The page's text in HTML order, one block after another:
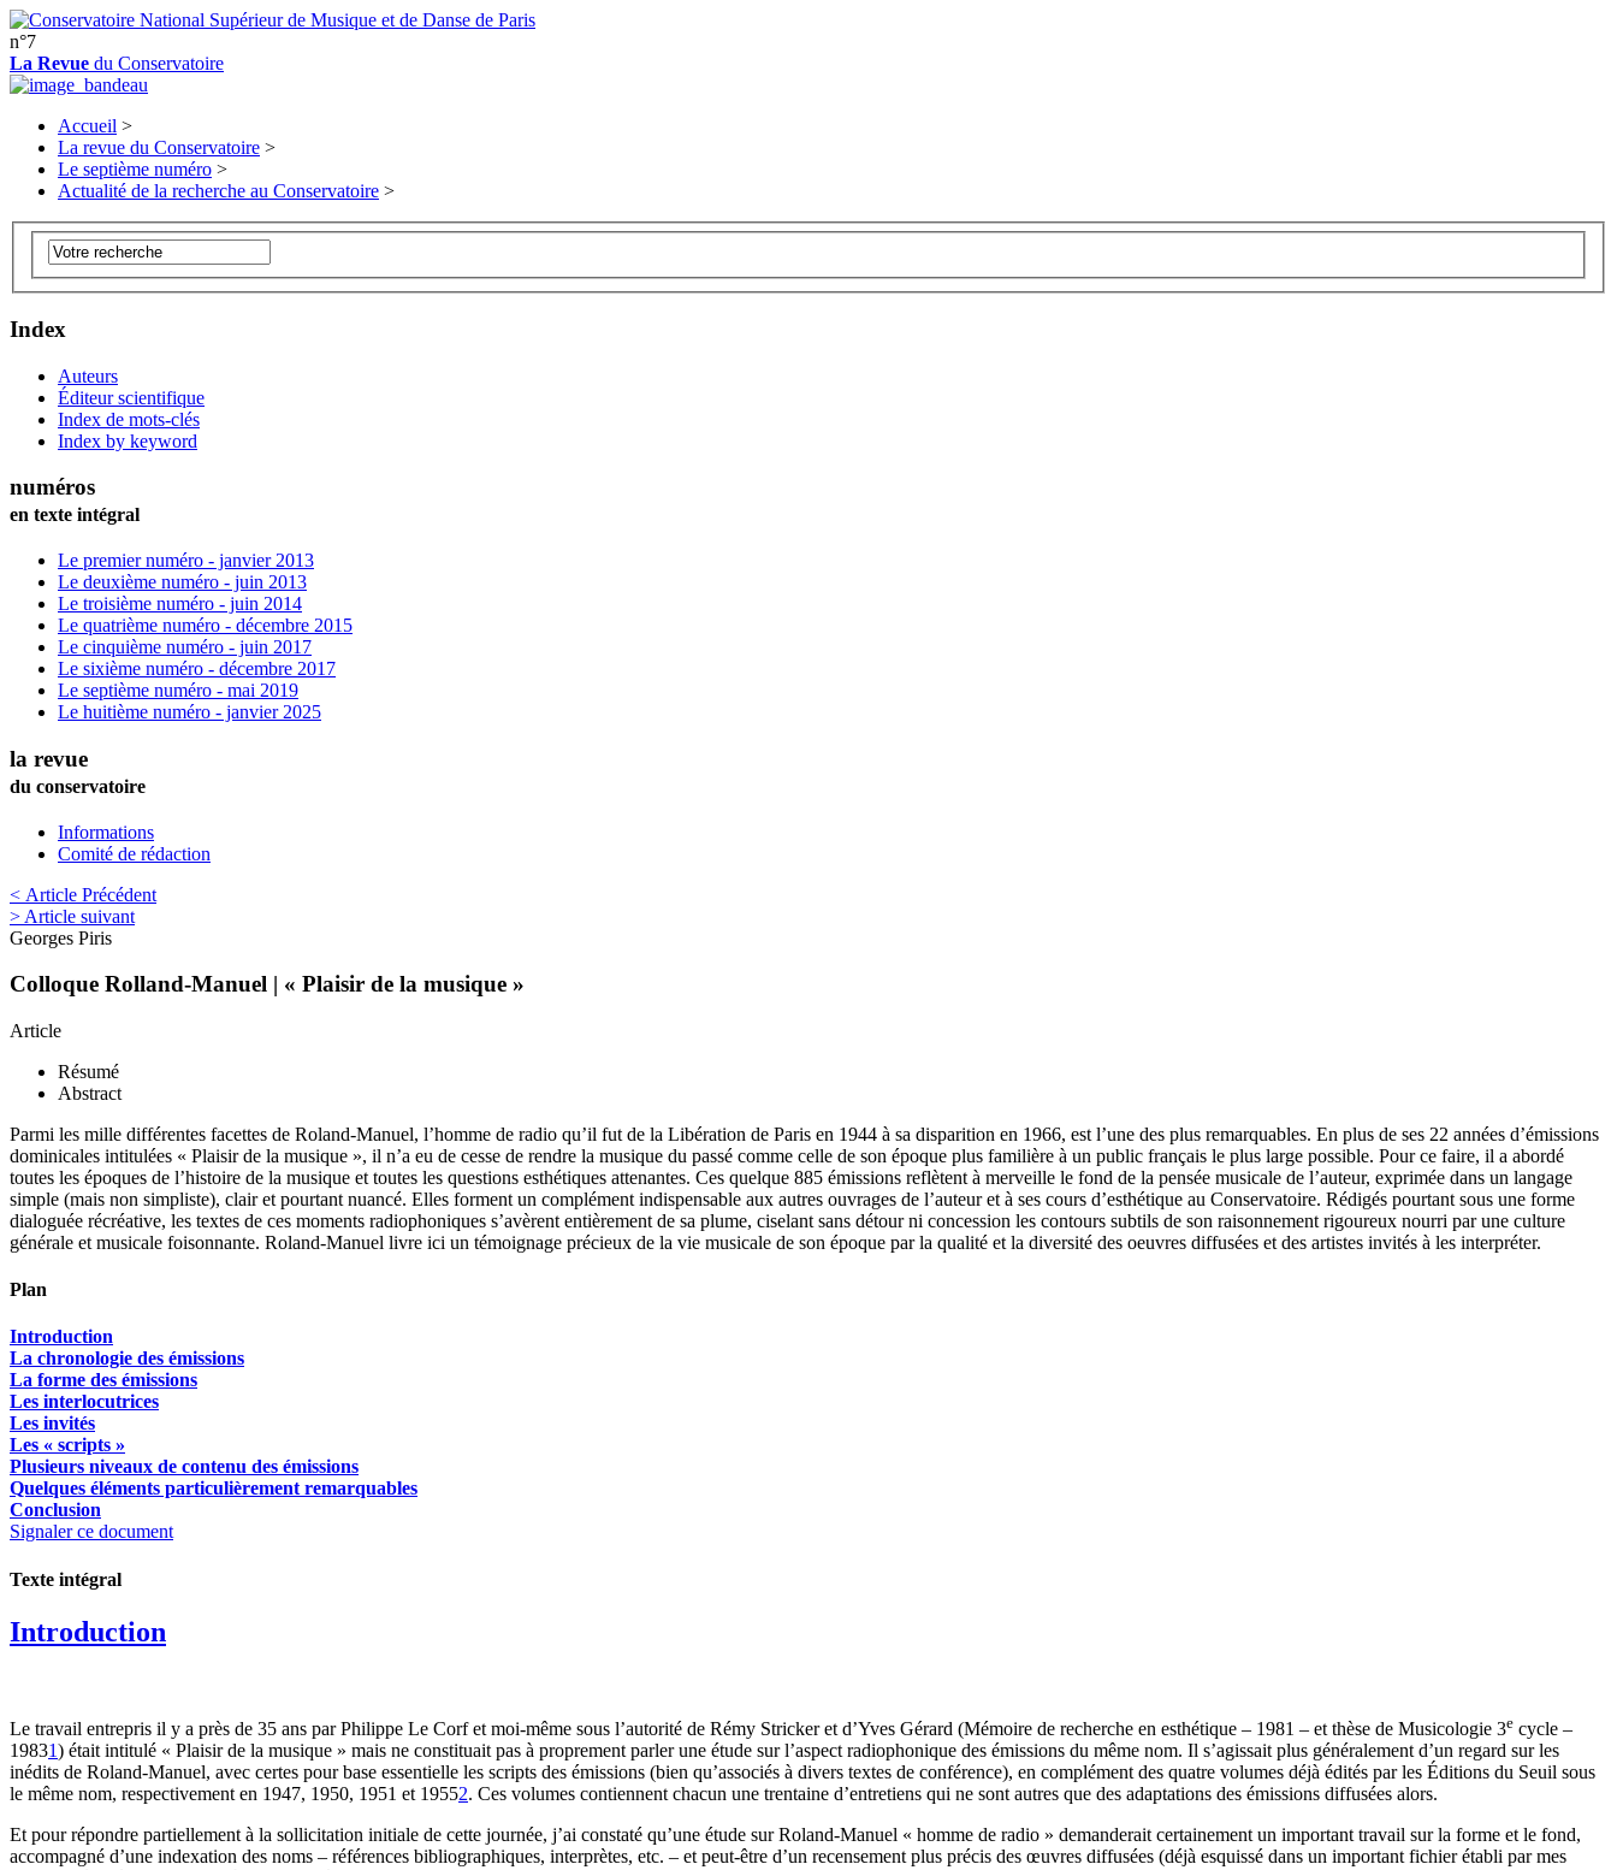
n°7
La Revue du Conservatoire
Accueil >
La revue du Conservatoire >
Le septième numéro >
Actualité de la recherche au Conservatoire >
Index
Auteurs
Éditeur scientifique
Index de mots-clés
Index by keyword
numéros
en texte intégral
Le premier numéro - janvier 2013
Le deuxième numéro - juin 2013
Le troisième numéro - juin 2014
Le quatrième numéro - décembre 2015
Le cinquième numéro - juin 2017
Le sixième numéro - décembre 2017
Le septième numéro - mai 2019
Le huitième numéro - janvier 2025
la revue
du conservatoire
Informations
Comité de rédaction
< Article Précédent
> Article suivant
Georges Piris
Colloque Rolland-Manuel | « Plaisir de la musique »
Article
Résumé
Abstract
Parmi les mille différentes facettes de Roland-Manuel, l’homme de radio qu’il fut de la Libération de Paris en 1944 à sa disparition en 1966, est l’une des plus remarquables. En plus de ses 22 années d’émissions
dominicales intitulées « Plaisir de la musique », il n’a eu de cesse de rendre la musique du passé comme celle de son époque plus familière à un public français le plus large possible. Pour ce faire, il a abordé
toutes les époques de l’histoire de la musique et toutes les questions esthétiques attenantes. Ces quelque 885 émissions reflètent à merveille le fond de la pensée musicale de l’auteur, exprimée dans un langage
simple (mais non simpliste), clair et pourtant nuancé. Elles forment un complément indispensable aux autres ouvrages de l’auteur et à ses cours d’esthétique au Conservatoire. Rédigés pourtant sous une forme
dialoguée récréative, les textes de ces moments radiophoniques s’avèrent entièrement de sa plume, ciselant sans détour ni concession les contours subtils de son raisonnement rigoureux nourri par une culture
générale et musicale foisonnante. Roland-Manuel livre ici un témoignage précieux de la vie musicale de son époque par la qualité et la diversité des oeuvres diffusées et des artistes invités à les interpréter.
Plan
Introduction
La chronologie des émissions
La forme des émissions
Les interlocutrices
Les invités
Les « scripts »
Plusieurs niveaux de contenu des émissions
Quelques éléments particulièrement remarquables
Conclusion
Signaler ce document
Texte intégral
Introduction
Le travail entrepris il y a près de 35 ans par Philippe Le Corf et moi-même sous l’autorité de Rémy Stricker et d’Yves Gérard (Mémoire de recherche en esthétique – 1981 – et thèse de Musicologie 3e cycle –
19831) était intitulé « Plaisir de la musique » mais ne constituait pas à proprement parler une étude sur l’aspect radiophonique des émissions du même nom. Il s’agissait plus généralement d’un regard sur les
inédits de Roland-Manuel, avec certes pour base essentielle les scripts des émissions (bien qu’associés à divers textes de conférence), en complément des quatre volumes déjà édités par les Éditions du Seuil sous
le même nom, respectivement en 1947, 1950, 1951 et 19552. Ces volumes contiennent chacun une trentaine d’entretiens qui ne sont autres que des adaptations des émissions diffusées alors.
Et pour répondre partiellement à la sollicitation initiale de cette journée, j’ai constaté qu’une étude sur Roland-Manuel « homme de radio » demanderait certainement un important travail sur la forme et le fond,
accompagné d’une indexation des noms – références bibliographiques, interprètes, etc. – et peut-être d’un recensement plus précis des œuvres diffusées (déjà esquissé dans un important fichier établi par mes